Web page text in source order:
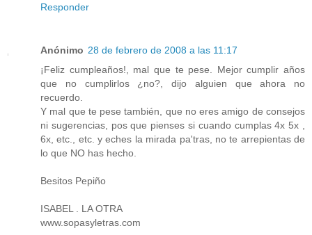
Responder
Anónimo 28 de febrero de 2008 a las 11:17
¡Feliz cumpleaños!, mal que te pese. Mejor cumplir años
que no cumplirlos ¿no?, dijo alguien que ahora no
recuerdo.
Y mal que te pese también, que no eres amigo de consejos
ni sugerencias, pos que pienses si cuando cumplas 4x 5x ,
6x, etc., etc. y eches la mirada pa'tras, no te arrepientas de
lo que NO has hecho.
Besitos Pepiño
ISABEL . LA OTRA
www.sopasyletras.com